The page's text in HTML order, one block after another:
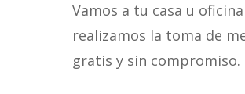
Vamos a tu casa u
realizamos la toma de
gratis y sin compromiso.